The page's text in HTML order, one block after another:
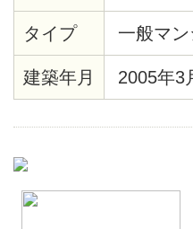
緊急通
座、シ
ロア、
システ
（ネッ
内ごみ置
タイプ 一般マ
建築年月 2005年